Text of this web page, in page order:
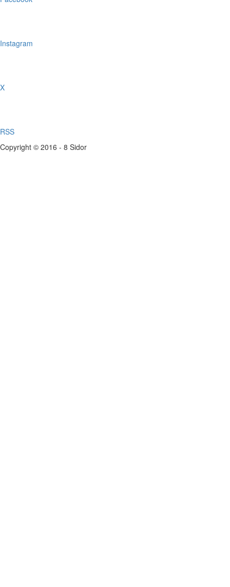
Instagram
X
RSS
Copyright © 2016 - 8 Sidor